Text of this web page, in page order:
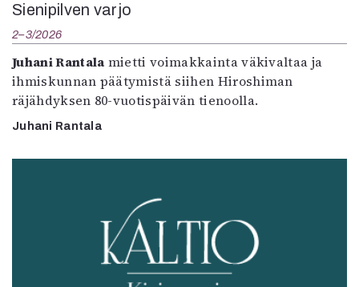
Sienipilven varjo
2–3/2026
Juhani Rantala mietti voimakkainta väkivaltaa ja
ihmiskunnan päätymistä siihen Hiroshiman
räjähdyksen 80-vuotispäivän tienoolla.
Juhani Rantala